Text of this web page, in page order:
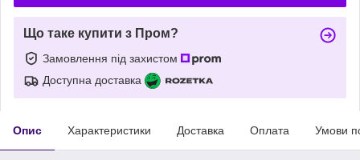
Що таке купити з Пром?
Замовлення під захистом
Доступна доставка
Опис Характеристики Доставка Оплата Умови